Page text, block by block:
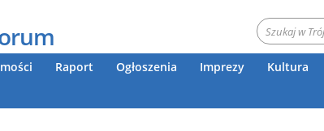
Raport Ogłoszenia Imprezy Kultura